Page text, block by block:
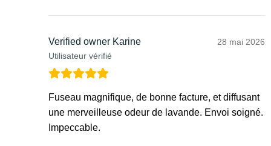
Verified owner Karine
Utilisateur vérifié
28 mai 2026
Fuseau magnifique, de bonne facture, et diffusant
une merveilleuse odeur de lavande. Envoi soigné.
Impeccable.